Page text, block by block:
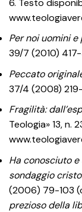
Per noi uomini
39/7 (2010) 417-
Peccato
37/4 (2008)
Fragilità:
Teologia» 13, n.
Ha conosciuto
sondaggio
(2006) 79-103
prezioso della